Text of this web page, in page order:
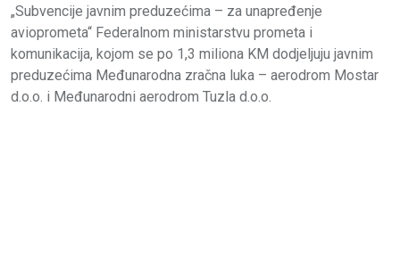
„Subvencije javnim preduzećima – za unapređenje
avioprometa“ Federalnom ministarstvu prometa i
komunikacija, kojom se po 1,3 miliona KM dodjeljuju javnim
preduzećima Međunarodna zračna luka – aerodrom Mostar
d.o.o. i Međunarodni aerodrom Tuzla d.o.o.